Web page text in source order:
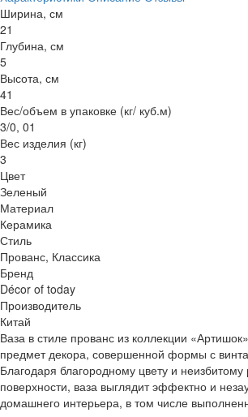
Ширина, см
21
Глубина, см
5
Высота, см
41
Вес/объем в упаковке (кг/ куб.м)
3/0, 01
Вес изделия (кг)
3
Цвет
Зеленый
Материал
Керамика
Стиль
Прованс, Классика
Бренд
Décor of today
Производитель
Китай
Ваза в стиле прованс из коллекции
предмет декора, совершенной формы с
Благодаря благородному цвету и
поверхности, ваза выглядит эффектно и
домашнего интерьера, в том числе